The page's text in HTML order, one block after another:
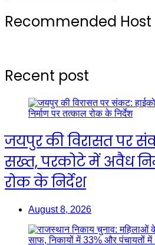
Recommended Host
Recent post
जयपुर की विरासत पर
सख्त, परकोटे में अवैध
रोक के निर्देश
August 8, 2026